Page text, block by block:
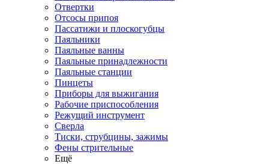
Отвертки
Отсосы припоя
Пассатижи и плоскогубцы
Паяльники
Паяльные ванны
Паяльные принадлежности
Паяльные станции
Пинцеты
Приборы для выжигания
Рабочие приспособления
Режущий инструмент
Сверла
Тиски, струбцины, зажимы
Фены стрительные
Ещё